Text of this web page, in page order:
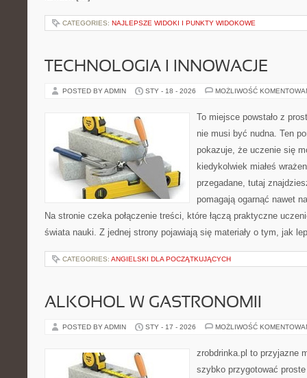
CATEGORIES: NAJLEPSZE WIDOKI I PUNKTY WIDOKOWE
TECHNOLOGIA I INNOWACJE
POSTED BY ADMIN STY - 18 - 2026 MOŻLIWOŚĆ
To miejsce powstało z
nie musi być nudna. Ten
pokazuje, że uczenie się
kiedykolwiek miałeś
przegadane, tutaj
pomagają ogarnąć nawet
Na stronie czeka połączenie treści, które łączą praktyczne
świata nauki. Z jednej strony pojawiają się materiały o tym, jak
CATEGORIES: ANGIELSKI DLA POCZĄTKUJĄCYCH
ALKOHOL W GASTRONOMII
POSTED BY ADMIN STY - 17 - 2026 MOŻLIWOŚĆ
zrobdrinka.pl to przyjazne
szybko przygotować